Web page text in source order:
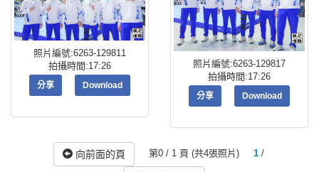
照片編號:6263-129811
拍攝時間:17:26
分享 Download
照片編號:6263-129817
拍攝時間:17:26
分享 Download
向前面的頁 第0 / 1 頁 (共4張照片) 1/